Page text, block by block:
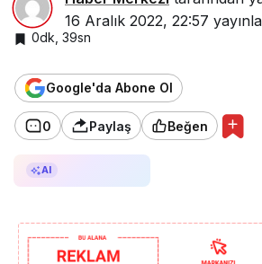
16 Aralık 2022, 22:57
0dk, 39sn
Google'da Abone Ol
0 Paylaş Beğen
AI